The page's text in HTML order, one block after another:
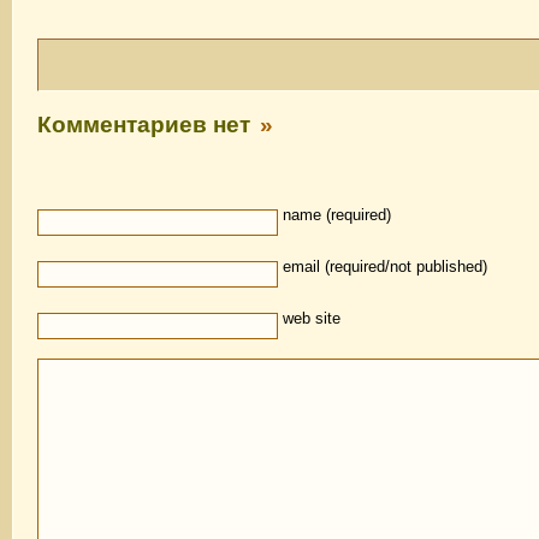
Комментариев нет »
name (required)
email (required/not published)
web site